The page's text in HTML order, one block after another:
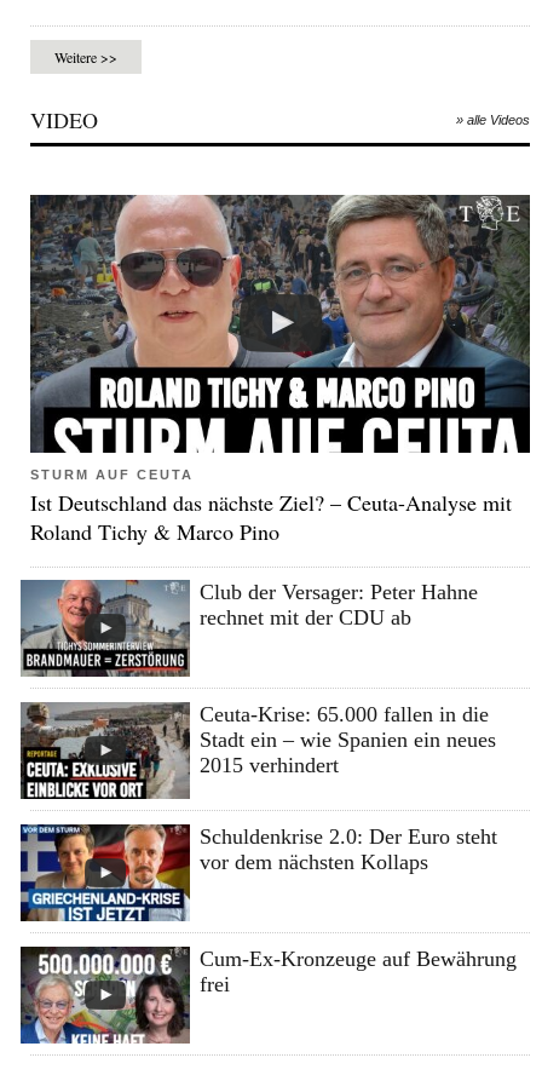
Weitere >>
VIDEO » alle Videos
STURM AUF CEUTA
Ist Deutschland das nächste Ziel? – Ceuta-Analyse mit
Roland Tichy & Marco Pino
Club der Versager: Peter Hahne
rechnet mit der CDU ab
Ceuta-Krise: 65.000 fallen in die
Stadt ein – wie Spanien ein neues
2015 verhindert
Schuldenkrise 2.0: Der Euro steht
vor dem nächsten Kollaps
Cum-Ex-Kronzeuge auf Bewährung
frei